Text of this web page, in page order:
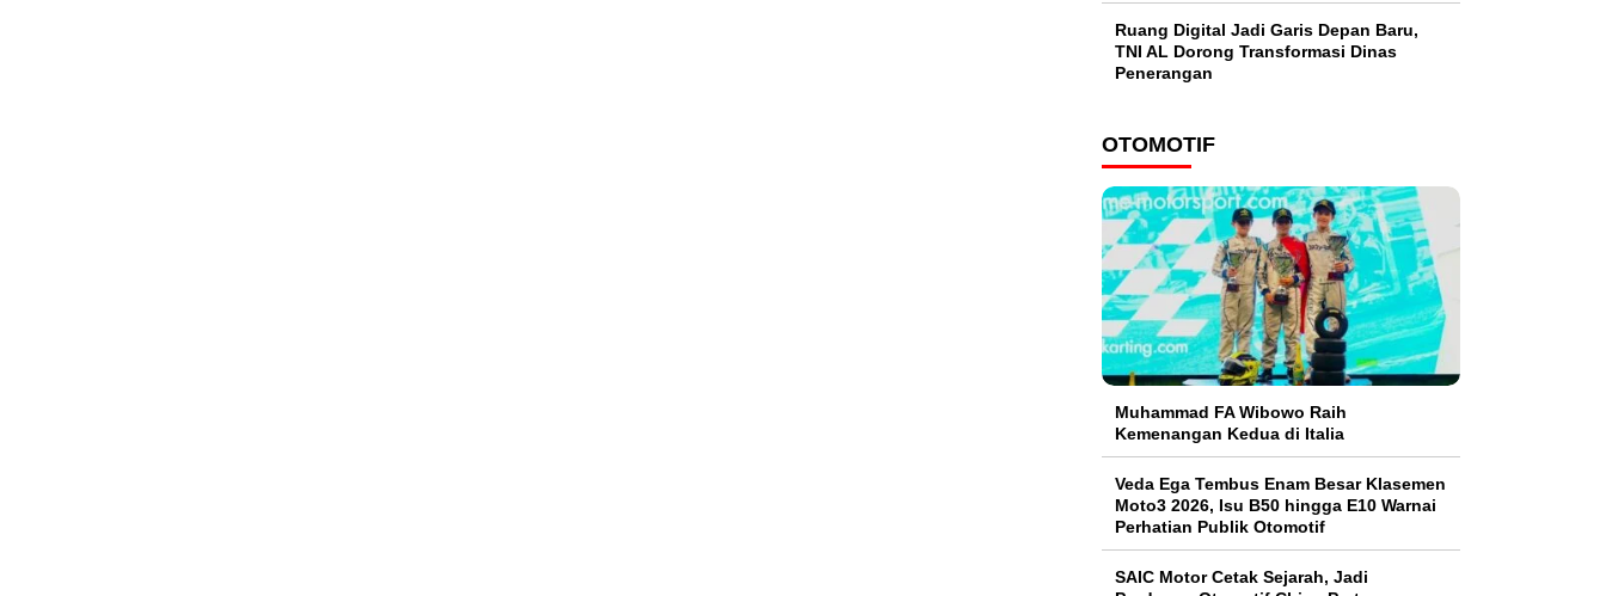
Ruang Digital Jadi Garis Depan Baru,
TNI AL Dorong Transformasi Dinas
Penerangan
OTOMOTIF
Muhammad FA Wibowo Raih
Kemenangan Kedua di Italia
Veda Ega Tembus Enam Besar Klasemen
Moto3 2026, Isu B50 hingga E10 Warnai
Perhatian Publik Otomotif
SAIC Motor Cetak Sejarah, Jadi